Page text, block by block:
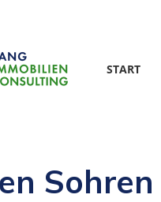
START
Sohren